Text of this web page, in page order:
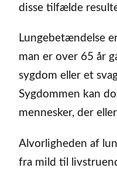
disse tilfælde
Lungebetændelse
man er over 65 år
sygdom eller et
Sygdommen kan
mennesker, der
Alvorligheden af
fra mild til